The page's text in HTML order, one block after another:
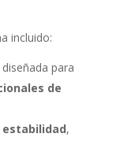
incluido:
para
de
estabilidad,